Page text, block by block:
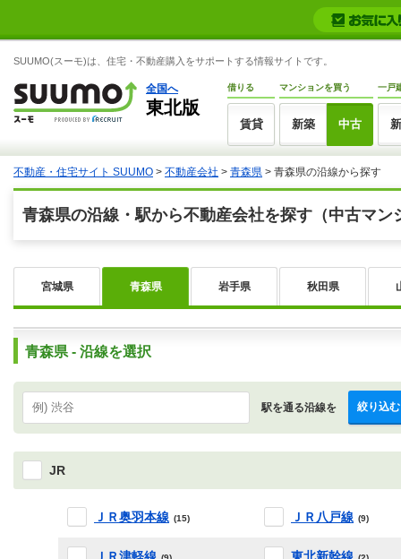
SUUMO(スーモ)は、住宅・不動産購入をサポートする情報サイトです。
全国へ
東北版
借りる
賃貸
マンションを買う
新築 中古
一戸
不動産・住宅サイト SUUMO > 不動産会社 > 青森県 > 青森県の沿線から探す
青森県の沿線・駅から不動産会社を探す（中古マン
宮城県 青森県 岩手県 秋田県
青森県 - 沿線を選択
駅を通る沿線を 絞り込む
JR
ＪＲ奥羽本線 (15) ＪＲ八戸線 (9)